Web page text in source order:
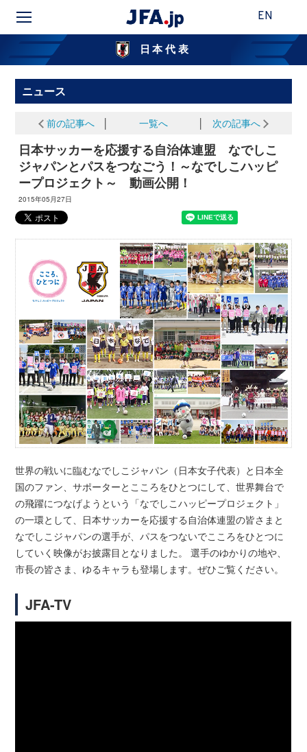
EN
日本代表
ニュース
前の記事へ 一覧へ 次の記事へ
日本サッカーを応援する自治体連盟 なでしこ
ジャパンとパスをつなごう！～なでしこハッピ
ープロジェクト～ 動画公開！
2015年05月27日
世界の戦いに臨むなでしこジャパン（日本女子代表）と日本全
国のファン、サポーターとこころをひとつにして、世界舞台で
の飛躍につなげようという「なでしこハッピープロジェクト」
の一環として、日本サッカーを応援する自治体連盟の皆さまと
なでしこジャパンの選手が、パスをつないでこころをひとつに
していく映像がお披露目となりました。 選手のゆかりの地や、
市長の皆さま、ゆるキャラも登場します。ぜひご覧ください。
JFA-TV